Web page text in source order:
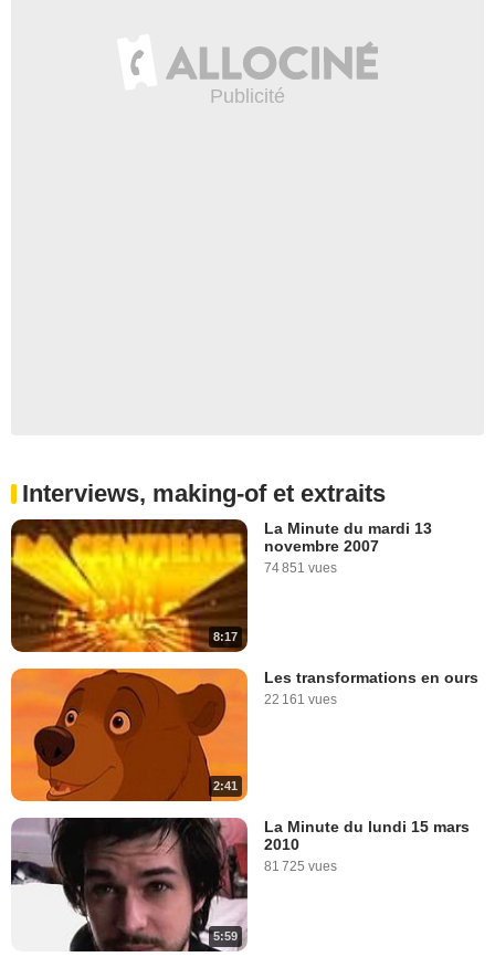
Interviews, making-of et extraits
8:17
La Minute du mardi 13
novembre 2007
74 851 vues
2:41
Les transformations en ours
22 161 vues
5:59
La Minute du lundi 15 mars
2010
81 725 vues